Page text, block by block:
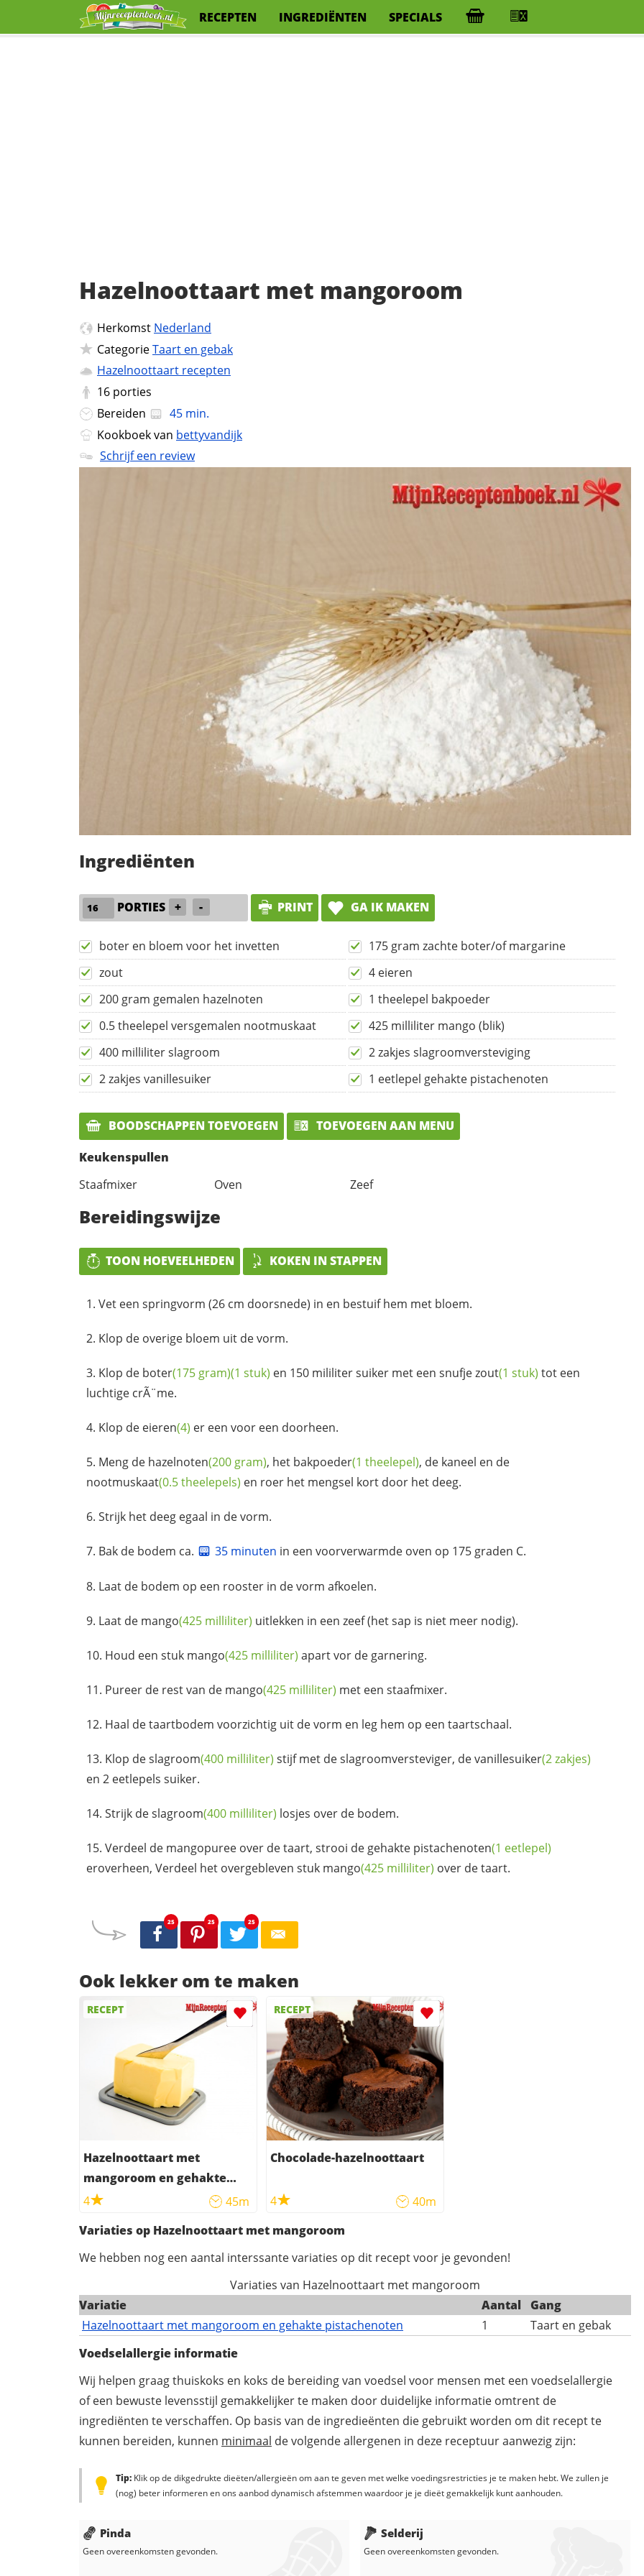
RECEPTEN INGREDIËNTEN SPECIALS
Hazelnoottaart met mangoroom
Herkomst Nederland
CategorieTaart en gebak
Hazelnoottaart recepten
16 porties
Bereiden
45 min.
Kookboek van bettyvandijk
Schrijf een review
Ingrediënten
PORTIES + - PRINT GA IK MAKEN
boter en bloem voor het invetten
175 gram zachte boter/of margarine
zout
4 eieren
200 gram gemalen hazelnoten
1 theelepel bakpoeder
0.5 theelepel versgemalen nootmuskaat
425 milliliter mango (blik)
400 milliliter slagroom
2 zakjes slagroomversteviging
2 zakjes vanillesuiker
1 eetlepel gehakte pistachenoten
BOODSCHAPPEN TOEVOEGEN
TOEVOEGEN AAN MENU
Keukenspullen
Staafmixer
Oven Zeef
Bereidingswijze
TOON HOEVEELHEDEN KOKEN IN STAPPEN
Vet een springvorm (26 cm doorsnede) in en bestuif hem met bloem.
Klop de overige bloem uit de vorm.
Klop de boter(175 gram)(1 stuk) en 150 mililiter suiker met een snufjezout(1 stuk) tot een
luchtige crÃ¨me.
Klop de eieren(4) er een voor een doorheen.
Meng de hazelnoten(200 gram), het bakpoeder(1 theelepel), de kaneel en de
nootmuskaat(0.5 theelepels) en roer het mengsel kort door het deeg.
Strijk het deeg egaal in de vorm.
Bak de bodem ca. 35 minuten in een voorverwarmde oven op 175 graden C.
Laat de bodem op een rooster in de vorm afkoelen.
Laat de mango(425 milliliter) uitlekken in een zeef (het sap is niet meer nodig).
Houd een stuk mango(425 milliliter) apart vor de garnering.
Pureer de rest van de mango(425 milliliter) met een staafmixer.
Haal de taartbodem voorzichtig uit de vorm en leg hem op een taartschaal.
Klop deslagroom(400 milliliter) stijf met de slagroomversteviger, devanillesuiker(2 zakjes)
en 2 eetlepels suiker.
Strijk deslagroom(400 milliliter) losjes over de bodem.
Verdeel de mangopuree over de taart, strooi de gehakte pistachenoten(1 eetlepel)
eroverheen, Verdeel het overgebleven stuk mango(425 milliliter) over de taart.
25 25 25
Ook lekker om te maken
RECEPT
Hazelnoottaart met
mangoroom en gehakte
pistachenoten
4 45m
RECEPT
Chocolade-hazelnoottaart
4
40m
Variaties op Hazelnoottaart met mangoroom
We hebben nog een aantal interssante variaties op dit recept voor je gevonden!
Variaties van Hazelnoottaart met mangoroom
Variatie
Aantal
Gang
Hazelnoottaart met mangoroom en gehakte pistachenoten
1
Taart en gebak
Voedselallergie informatie
Wij helpen graag thuiskoks en koks de bereiding van voedsel voor mensen met een voedselallergie
of een bewuste levensstijl gemakkelijker te maken door duidelijke informatie omtrent de
ingrediënten te verschaffen. Op basis van de ingredieënten die gebruikt worden om dit recept te
kunnen bereiden, kunnen minimaal de volgende allergenen in deze receptuur aanwezig zijn:
Tip: Klik op de dikgedrukte dieëten/allergieën om aan te geven met welke voedingsrestricties je te maken hebt. We zullen je
(nog) beter informeren en ons aanbod dynamisch afstemmen waardoor je je dieët gemakkelijk kunt aanhouden.
Pinda
Geen overeenkomsten gevonden.
Selderij
Geen overeenkomsten gevonden.